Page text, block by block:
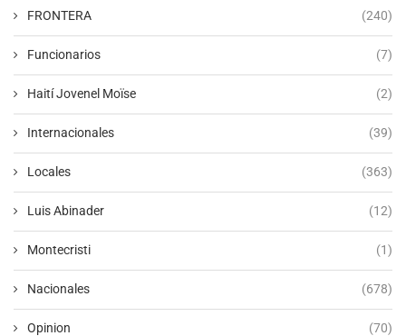
FRONTERA (240)
Funcionarios (7)
Haití Jovenel Moïse (2)
Internacionales (39)
Locales (363)
Luis Abinader (12)
Montecristi (1)
Nacionales (678)
Opinion (70)